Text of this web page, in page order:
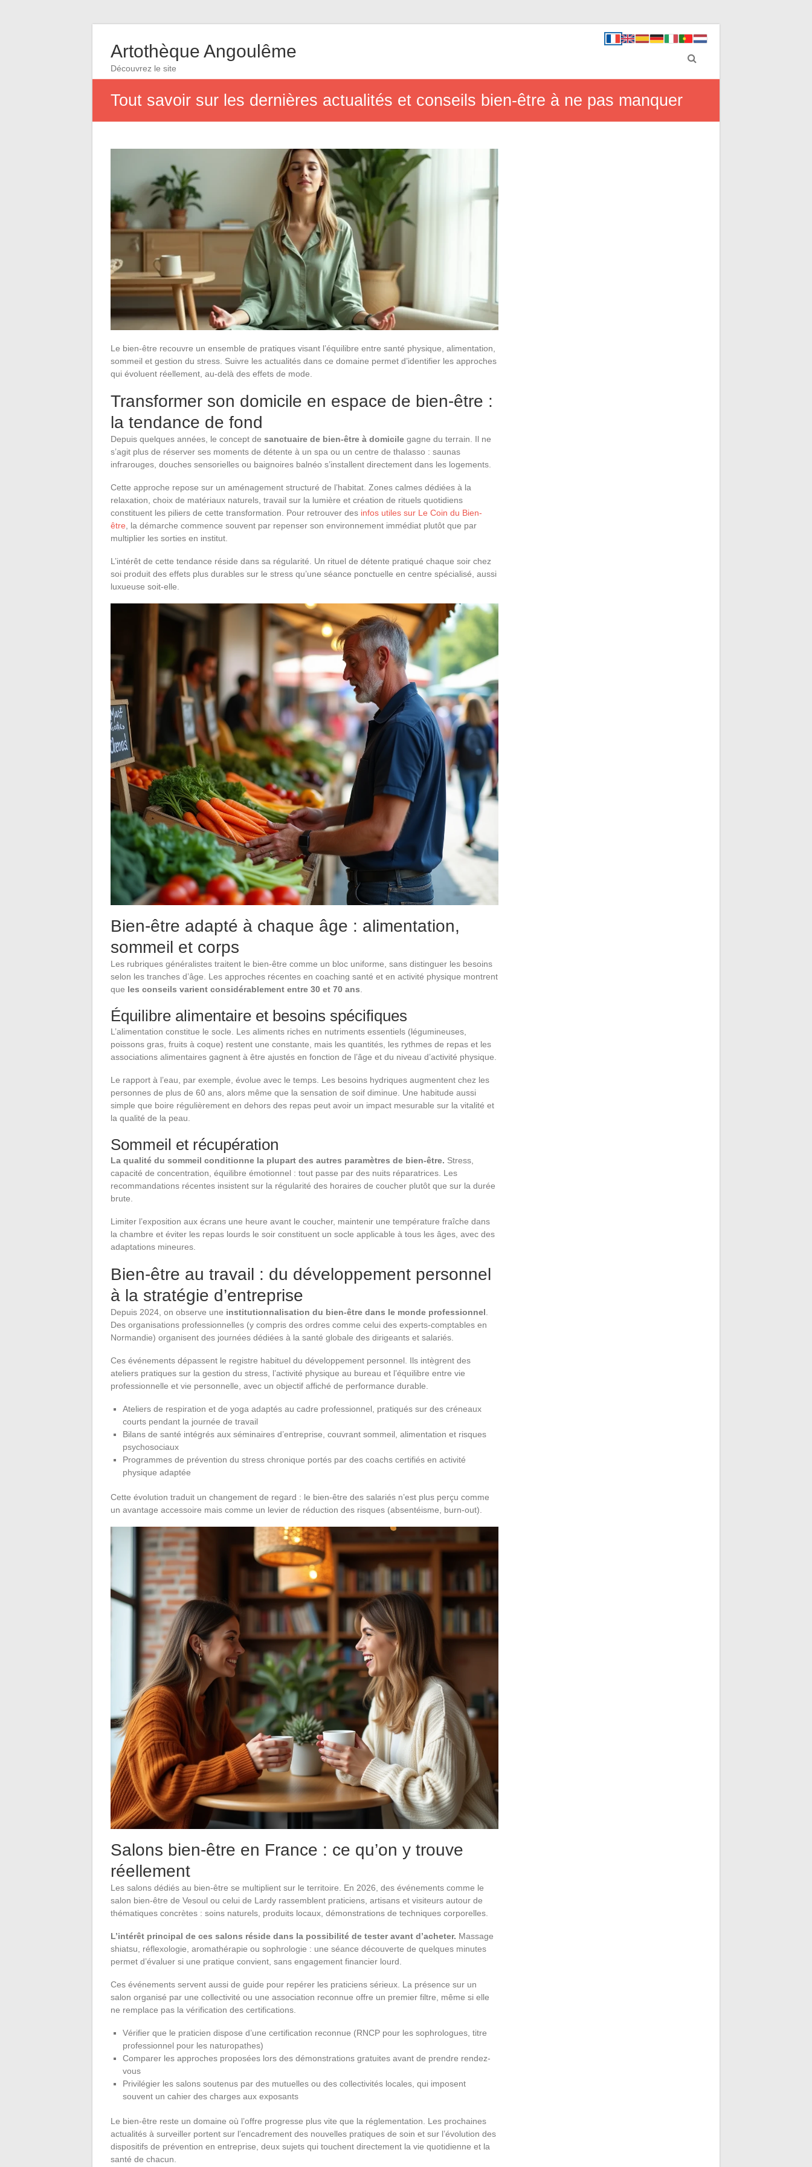
Artothèque Angoulême
Découvrez le site
Tout savoir sur les dernières actualités et conseils bien-être à ne pas manquer
Le bien-être recouvre un ensemble de pratiques visant l’équilibre entre santé physique, alimentation,
sommeil et gestion du stress. Suivre les actualités dans ce domaine permet d’identifier les approches
qui évoluent réellement, au-delà des effets de mode.
Transformer son domicile en espace de bien-être :
la tendance de fond
Depuis quelques années, le concept de sanctuaire de bien-être à domicile gagne du terrain. Il ne
s’agit plus de réserver ses moments de détente à un spa ou un centre de thalasso : saunas
infrarouges, douches sensorielles ou baignoires balnéo s’installent directement dans les logements.
Cette approche repose sur un aménagement structuré de l’habitat. Zones calmes dédiées à la
relaxation, choix de matériaux naturels, travail sur la lumière et création de rituels quotidiens
constituent les piliers de cette transformation. Pour retrouver des infos utiles sur Le Coin du Bien-
être , la démarche commence souvent par repenser son environnement immédiat plutôt que par
multiplier les sorties en institut.
L’intérêt de cette tendance réside dans sa régularité. Un rituel de détente pratiqué chaque soir chez
soi produit des effets plus durables sur le stress qu’une séance ponctuelle en centre spécialisé, aussi
luxueuse soit-elle.
Bien-être adapté à chaque âge : alimentation,
sommeil et corps
Les rubriques généralistes traitent le bien-être comme un bloc uniforme, sans distinguer les besoins
selon les tranches d’âge. Les approches récentes en coaching santé et en activité physique montrent
que les conseils varient considérablement entre 30 et 70 ans.
Équilibre alimentaire et besoins spécifiques
L’alimentation constitue le socle. Les aliments riches en nutriments essentiels (légumineuses,
poissons gras, fruits à coque) restent une constante, mais les quantités, les rythmes de repas et les
associations alimentaires gagnent à être ajustés en fonction de l’âge et du niveau d’activité physique.
Le rapport à l’eau, par exemple, évolue avec le temps. Les besoins hydriques augmentent chez les
personnes de plus de 60 ans, alors même que la sensation de soif diminue. Une habitude aussi
simple que boire régulièrement en dehors des repas peut avoir un impact mesurable sur la vitalité et
la qualité de la peau.
Sommeil et récupération
La qualité du sommeil conditionne la plupart des autres paramètres de bien-être. Stress,
capacité de concentration, équilibre émotionnel : tout passe par des nuits réparatrices. Les
recommandations récentes insistent sur la régularité des horaires de coucher plutôt que sur la durée
brute.
Limiter l’exposition aux écrans une heure avant le coucher, maintenir une température fraîche dans
la chambre et éviter les repas lourds le soir constituent un socle applicable à tous les âges, avec des
adaptations mineures.
Bien-être au travail : du développement personnel
à la stratégie d’entreprise
Depuis 2024, on observe une institutionnalisation du bien-être dans le monde professionnel.
Des organisations professionnelles (y compris des ordres comme celui des experts-comptables en
Normandie) organisent des journées dédiées à la santé globale des dirigeants et salariés.
Ces événements dépassent le registre habituel du développement personnel. Ils intègrent des
ateliers pratiques sur la gestion du stress, l’activité physique au bureau et l’équilibre entre vie
professionnelle et vie personnelle, avec un objectif affiché de performance durable.
Ateliers de respiration et de yoga adaptés au cadre professionnel, pratiqués sur des créneaux
courts pendant la journée de travail
Bilans de santé intégrés aux séminaires d’entreprise, couvrant sommeil, alimentation et risques
psychosociaux
Programmes de prévention du stress chronique portés par des coachs certifiés en activité
physique adaptée
Cette évolution traduit un changement de regard : le bien-être des salariés n’est plus perçu comme
un avantage accessoire mais comme un levier de réduction des risques (absentéisme, burn-out).
Salons bien-être en France : ce qu’on y trouve
réellement
Les salons dédiés au bien-être se multiplient sur le territoire. En 2026, des événements comme le
salon bien-être de Vesoul ou celui de Lardy rassemblent praticiens, artisans et visiteurs autour de
thématiques concrètes : soins naturels, produits locaux, démonstrations de techniques corporelles.
L’intérêt principal de ces salons réside dans la possibilité de tester avant d’acheter. Massage
shiatsu, réflexologie, aromathérapie ou sophrologie : une séance découverte de quelques minutes
permet d’évaluer si une pratique convient, sans engagement financier lourd.
Ces événements servent aussi de guide pour repérer les praticiens sérieux. La présence sur un
salon organisé par une collectivité ou une association reconnue offre un premier filtre, même si elle
ne remplace pas la vérification des certifications.
Vérifier que le praticien dispose d’une certification reconnue (RNCP pour les sophrologues, titre
professionnel pour les naturopathes)
Comparer les approches proposées lors des démonstrations gratuites avant de prendre rendez-
vous
Privilégier les salons soutenus par des mutuelles ou des collectivités locales, qui imposent
souvent un cahier des charges aux exposants
Le bien-être reste un domaine où l’offre progresse plus vite que la réglementation. Les prochaines
actualités à surveiller portent sur l’encadrement des nouvelles pratiques de soin et sur l’évolution des
dispositifs de prévention en entreprise, deux sujets qui touchent directement la vie quotidienne et la
santé de chacun.